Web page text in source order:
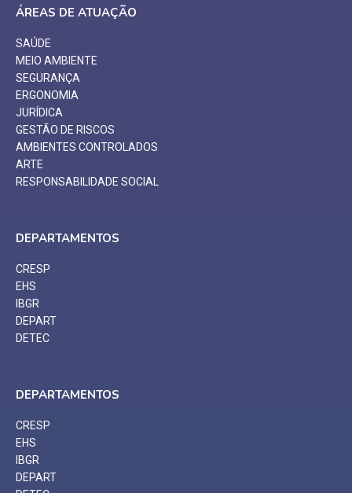
ÁREAS DE ATUAÇÃO
SAÚDE
MEIO AMBIENTE
SEGURANÇA
ERGONOMIA
JURÍDICA
GESTÃO DE RISCOS
AMBIENTES CONTROLADOS
ARTE
RESPONSABILIDADE SOCIAL
DEPARTAMENTOS
CRESP
EHS
IBGR
DEPART
DETEC
DEPARTAMENTOS
CRESP
EHS
IBGR
DEPART